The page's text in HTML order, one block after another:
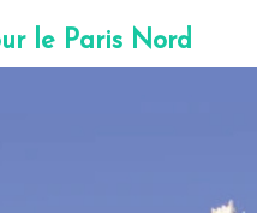
le Paris Nord